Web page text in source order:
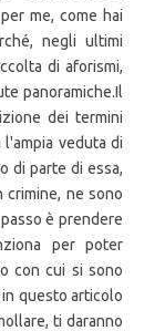
me, come hai
negli ultimi
di aforismi,
panoramiche.Il
dei termini
l'ampia veduta di
di parte di essa,
ne sono
è prendere
per poter
con cui si sono
questo articolo
ti daranno